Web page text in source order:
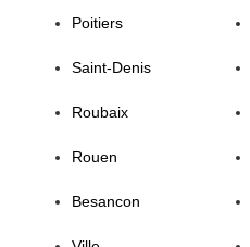
Poitiers
Saint-Denis
Roubaix
Rouen
Besancon